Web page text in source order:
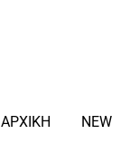
ΑΡΧΙΚΗ NEW